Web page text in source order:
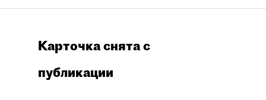
Карточка снята с
публикации